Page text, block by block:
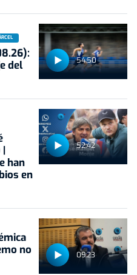
54:50
del
52:42
|
han
en
09:23
no